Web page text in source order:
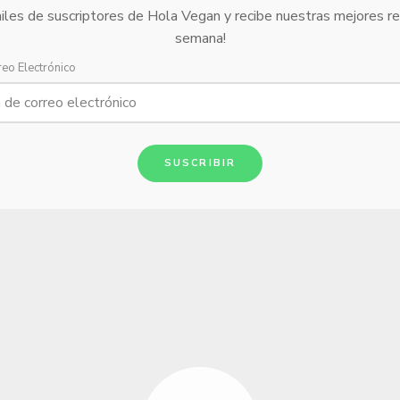
de suscriptores de Hola Vegan y recibe nuestras mejores
semana!
Electrónico
SUSCRIBIR